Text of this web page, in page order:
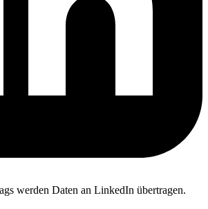
werden Daten an LinkedIn übertragen.